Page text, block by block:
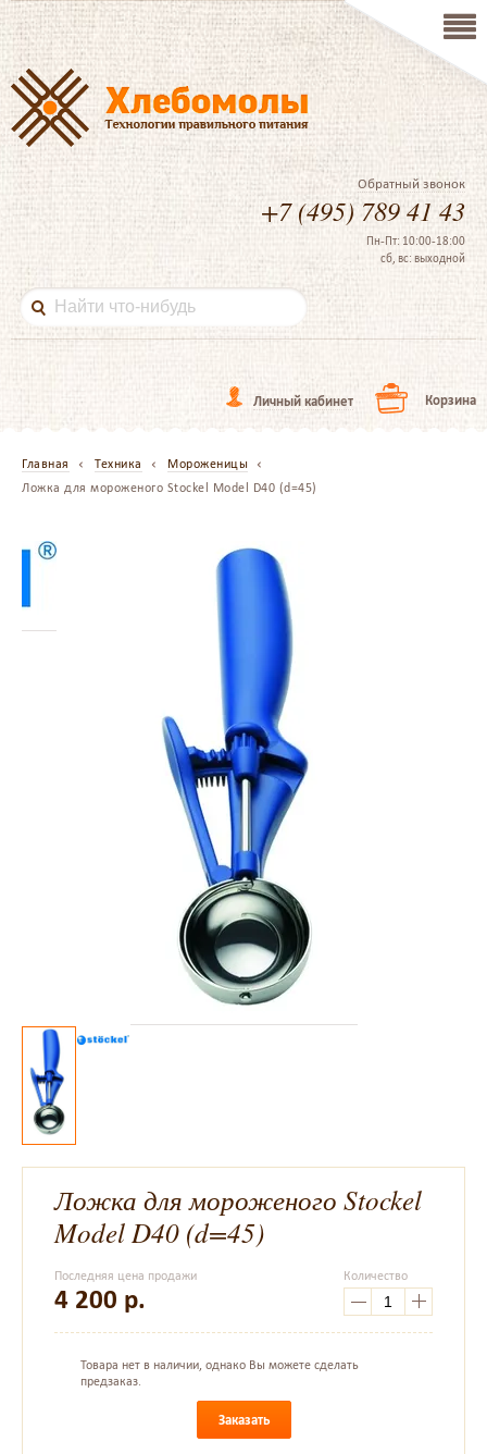
Обратный звонок
+7 (495) 789 41 43
Пн-Пт: 10:00-18:00
сб, вс: выходной
Личный кабинет Корзина
Главная Техника
Мороженицы
Ложка для мороженого Stockel Model D40 (d=45)
Ложка для мороженого Stockel
Model D40 (d=45)
Последняя цена продажи
4 200 р.
Количество
Товара нет в наличии, однако Вы можете сделать
предзаказ.
Заказать